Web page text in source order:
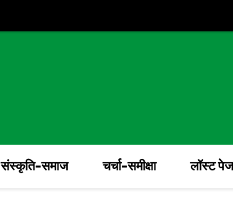
संस्कृति-समाज चर्चा-समीक्षा लॉस्ट पेज